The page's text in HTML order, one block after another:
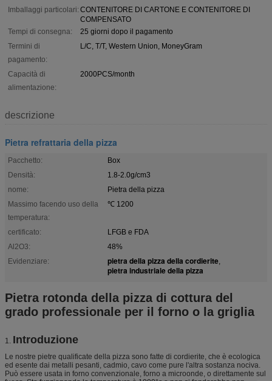
Imballaggi particolari: CONTENITORE DI CARTONE E CONTENITORE DI
COMPENSATO
Tempi di consegna:
25 giorni dopo il pagamento
Termini di
pagamento:
L/C, T/T, Western Union, MoneyGram
Capacità di
alimentazione:
2000PCS/month
descrizione
Pietra refrattaria della pizza
Pacchetto:
Box
Densità:
1.8-2.0g/cm3
nome:
Pietra della pizza
Massimo facendo uso della
temperatura:
℃ 1200
certificato:
LFGB e FDA
Al2O3:
48%
Evidenziare:
pietra della pizza della cordierite,
pietra industriale della pizza
Pietra rotonda della pizza di cottura del
grado professionale per il forno o la griglia
1. Introduzione
Le nostre pietre qualificate della pizza sono fatte di cordierite, che è ecologica
ed esente dai metalli pesanti, cadmio, cavo come pure l'altra sostanza nociva.
Può essere usata in forno convenzionale, forno a microonde, o direttamente sul